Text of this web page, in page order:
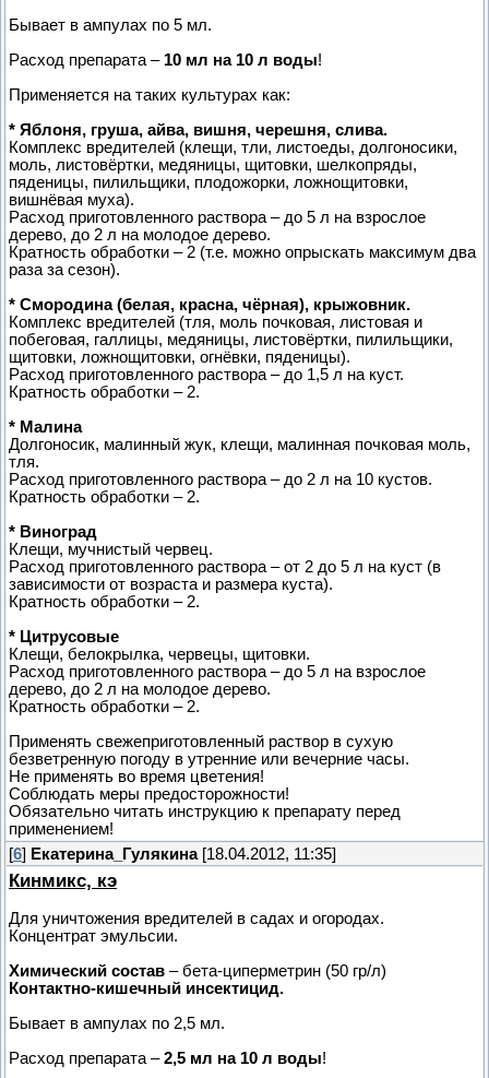
Бывает в ампулах по 5 мл.
Расход препарата – 10 мл на 10 л воды!
Применяется на таких культурах как:
* Яблоня, груша, айва, вишня, черешня, слива.
Комплекс вредителей (клещи, тли, листоеды, долгоносики,
моль, листовёртки, медяницы, щитовки, шелкопряды,
пяденицы, пилильщики, плодожорки, ложнощитовки,
вишнёвая муха).
Расход приготовленного раствора – до 5 л на взрослое
дерево, до 2 л на молодое дерево.
Кратность обработки – 2 (т.е. можно опрыскать максимум два
раза за сезон).
* Смородина (белая, красна, чёрная), крыжовник.
Комплекс вредителей (тля, моль почковая, листовая и
побеговая, галлицы, медяницы, листовёртки, пилильщики,
щитовки, ложнощитовки, огнёвки, пяденицы).
Расход приготовленного раствора – до 1,5 л на куст.
Кратность обработки – 2.
* Малина
Долгоносик, малинный жук, клещи, малинная почковая моль,
тля.
Расход приготовленного раствора – до 2 л на 10 кустов.
Кратность обработки – 2.
* Виноград
Клещи, мучнистый червец.
Расход приготовленного раствора – от 2 до 5 л на куст (в
зависимости от возраста и размера куста).
Кратность обработки – 2.
* Цитрусовые
Клещи, белокрылка, червецы, щитовки.
Расход приготовленного раствора – до 5 л на взрослое
дерево, до 2 л на молодое дерево.
Кратность обработки – 2.
Применять свежеприготовленный раствор в сухую
безветренную погоду в утренние или вечерние часы.
Не применять во время цветения!
Соблюдать меры предосторожности!
Обязательно читать инструкцию к препарату перед
применением!
[6] Екатерина_Гулякина[18.04.2012, 11:35]
Кинмикс, кэ
Для уничтожения вредителей в садах и огородах.
Концентрат эмульсии.
Химический состав – бета-циперметрин (50 гр/л)
Контактно-кишечный инсектицид.
Бывает в ампулах по 2,5 мл.
Расход препарата –2,5 мл на 10 л воды!